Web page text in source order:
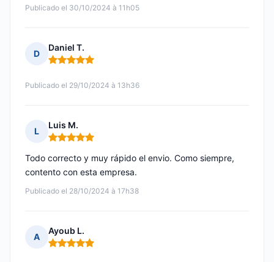
Publicado el 30/10/2024 à 11h05
D
Daniel T.
Nota: 5 de 5
Publicado el 29/10/2024 à 13h36
L
Luis M.
Nota: 5 de 5
Publicado el 28/10/2024 à 17h38
Todo correcto y muy rápido el envio. Como siempre,
contento con esta empresa.
A
Ayoub L.
Nota: 5 de 5